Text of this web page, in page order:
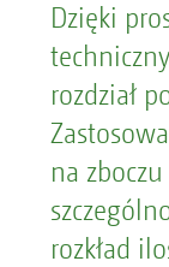
Dzięki
rozdział
na
rozkład